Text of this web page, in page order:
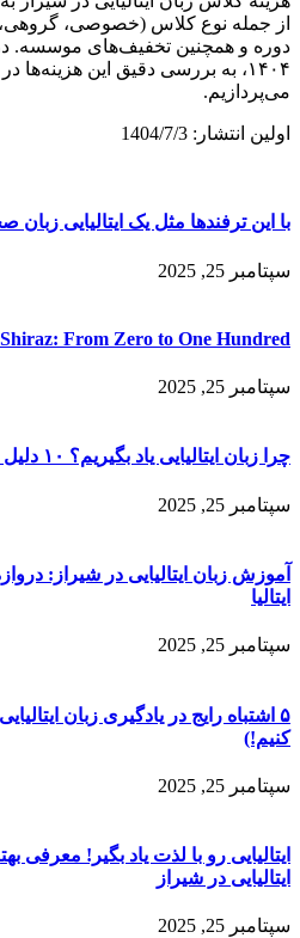
از جمله نوع کلاس (خصوصی، گروهی،
دوره و همچنین تخفیف‌های موسسه. در
۱۴۰۴، به بررسی دقیق این
می‌پردازیم.
اولین انتشار: 1404/7/3
با این ترفندها مثل یک ایتالیایی
سپتامبر 25, 2025
From Zero to One Hundred
سپتامبر 25, 2025
چرا زبان ایتالیایی یاد بگیریم؟ ۱۰ دلیل جذاب برای انتخاب ایتالیایی!
سپتامبر 25, 2025
آموزش زبان ایتالیایی در شیراز:
ایتالیا
سپتامبر 25, 2025
۵ اشتباه رایج در یادگیری زبان
کنیم!)
سپتامبر 25, 2025
ایتالیایی رو با لذت یاد بگیر! معرفی
ایتالیایی در شیراز
سپتامبر 25, 2025